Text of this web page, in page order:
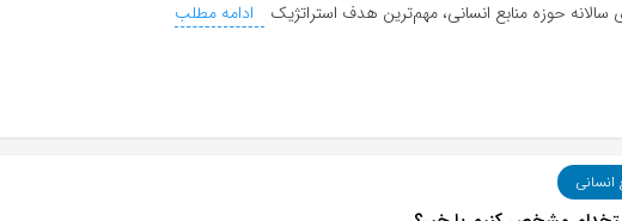
ادامه مطلب
انسانی